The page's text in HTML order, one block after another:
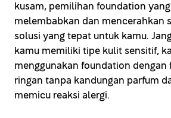
kusam, pemilihan foundation
melembabkan dan mencerahkan
solusi yang tepat untuk kamu.
kamu memiliki tipe kulit sensitif,
menggunakan foundation dengan
ringan tanpa kandungan parfum
memicu reaksi alergi.